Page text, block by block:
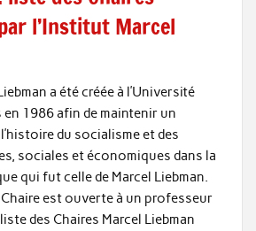
l’Institut Marcel
a été créée à l’Université
en 1986 afin de maintenir un
du socialisme et des
sociales et économiques dans la
qui fut celle de Marcel Liebman.
Chaire est ouverte à un professeur
des Chaires Marcel Liebman